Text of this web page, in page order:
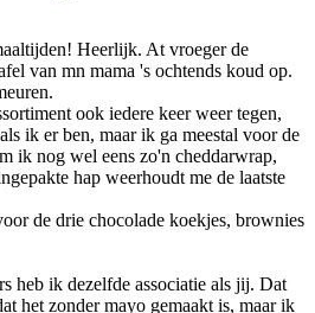
Heerlijk. At vroeger de
van mn mama 's ochtends koud op.
ook iedere keer weer tegen,
ik er ben, maar ik ga meestal voor de
ik nog wel eens zo'n cheddarwrap,
hap weerhoudt me de laatste
de drie chocolade koekjes, brownies
heb ik dezelfde associatie als jij. Dat
het zonder mayo gemaakt is, maar ik